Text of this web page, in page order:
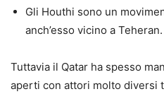
Gli Houthi sono un
anch’esso vicino a Teheran.
Tuttavia il Qatar ha spesso
aperti con attori molto diversi